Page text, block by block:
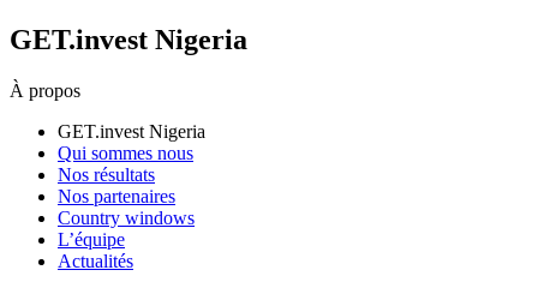
GET.invest Nigeria
À propos
GET.invest Nigeria
Qui sommes nous
Nos résultats
Nos partenaires
Country windows
L’équipe
Actualités